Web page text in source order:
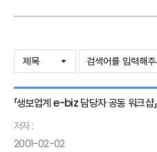
「생보업계 e-biz 담당자 공동 워크샵」
저자 :
2001-02-02